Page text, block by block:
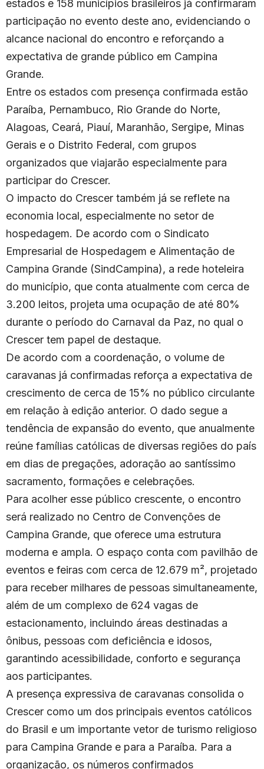
estados e 158 municípios brasileiros já confirmaram
participação no evento deste ano, evidenciando o
alcance nacional do encontro e reforçando a
expectativa de grande público em Campina
Grande.
Entre os estados com presença confirmada estão
Paraíba, Pernambuco, Rio Grande do Norte,
Alagoas, Ceará, Piauí, Maranhão, Sergipe, Minas
Gerais e o Distrito Federal, com grupos
organizados que viajarão especialmente para
participar do Crescer.
O impacto do Crescer também já se reflete na
economia local, especialmente no setor de
hospedagem. De acordo com o Sindicato
Empresarial de Hospedagem e Alimentação de
Campina Grande (SindCampina), a rede hoteleira
do município, que conta atualmente com cerca de
3.200 leitos, projeta uma ocupação de até 80%
durante o período do Carnaval da Paz, no qual o
Crescer tem papel de destaque.
De acordo com a coordenação, o volume de
caravanas já confirmadas reforça a expectativa de
crescimento de cerca de 15% no público circulante
em relação à edição anterior. O dado segue a
tendência de expansão do evento, que anualmente
reúne famílias católicas de diversas regiões do país
em dias de pregações, adoração ao santíssimo
sacramento, formações e celebrações.
Para acolher esse público crescente, o encontro
será realizado no Centro de Convenções de
Campina Grande, que oferece uma estrutura
moderna e ampla. O espaço conta com pavilhão de
eventos e feiras com cerca de 12.679 m², projetado
para receber milhares de pessoas simultaneamente,
além de um complexo de 624 vagas de
estacionamento, incluindo áreas destinadas a
ônibus, pessoas com deficiência e idosos,
garantindo acessibilidade, conforto e segurança
aos participantes.
A presença expressiva de caravanas consolida o
Crescer como um dos principais eventos católicos
do Brasil e um importante vetor de turismo religioso
para Campina Grande e para a Paraíba. Para a
organização, os números confirmados